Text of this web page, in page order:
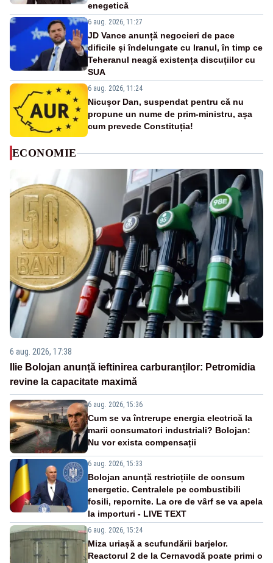
enegetică
6 aug. 2026, 11:27
JD Vance anunță negocieri de pace
dificile și îndelungate cu Iranul, în timp ce
Teheranul neagă existența discuțiilor cu
SUA
6 aug. 2026, 11:24
Nicușor Dan, suspendat pentru că nu
propune un nume de prim-ministru, așa
cum prevede Constituția!
ECONOMIE
6 aug. 2026, 17:38
Ilie Bolojan anunță ieftinirea carburanților: Petromidia
revine la capacitate maximă
6 aug. 2026, 15:36
Cum se va întrerupe energia electrică la
marii consumatori industriali? Bolojan:
Nu vor exista compensații
6 aug. 2026, 15:33
Bolojan anunță restricțiile de consum
energetic. Centralele pe combustibili
fosili, repornite. La ore de vârf se va apela
la importuri - LIVE TEXT
6 aug. 2026, 15:24
Miza uriașă a scufundării barjelor.
Reactorul 2 de la Cernavodă poate primi o